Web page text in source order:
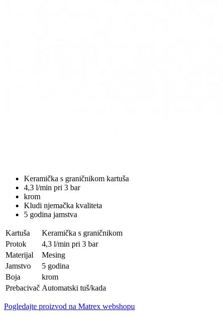
Keramička s graničnikom kartuša
4,3 l/min pri 3 bar
krom
Kludi njemačka kvaliteta
5 godina jamstva
Kartuša
Keramička s graničnikom
Protok
4,3 l/min pri 3 bar
Materijal
Mesing
Jamstvo
5 godina
Boja
krom
Prebacivač Automatski tuš/kada
Pogledajte proizvod na Matrex webshopu